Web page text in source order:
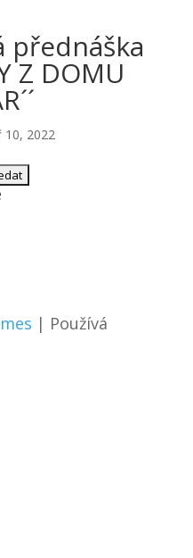
přednáška
Z DOMU
10, 2022
| Používá